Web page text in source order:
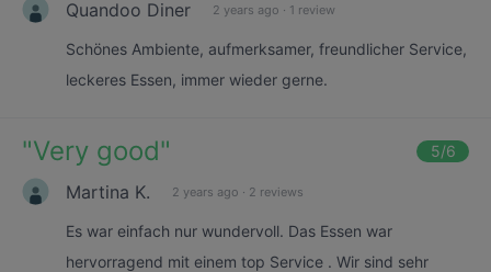
Quandoo Diner 2 years ago · 1 review
Schönes Ambiente, aufmerksamer, freundlicher Service,
leckeres Essen, immer wieder gerne.
"Very good" 5/6
Martina K. 2 years ago · 2 reviews
Es war einfach nur wundervoll. Das Essen war
hervorragend mit einem top Service . Wir sind sehr